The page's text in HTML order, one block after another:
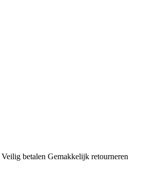
Veilig betalen Gemakkelijk retourneren